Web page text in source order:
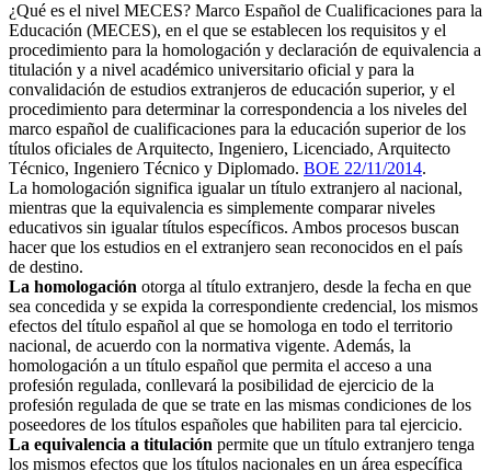
¿Qué es el nivel MECES? Marco Español de Cualificaciones para la
Educación (MECES), en el que se establecen los requisitos y el
procedimiento para la homologación y declaración de equivalencia a
titulación y a nivel académico universitario oficial y para la
convalidación de estudios extranjeros de educación superior, y el
procedimiento para determinar la correspondencia a los niveles del
marco español de cualificaciones para la educación superior de los
títulos oficiales de Arquitecto, Ingeniero, Licenciado, Arquitecto
Técnico, Ingeniero Técnico y Diplomado. BOE 22/11/2014.
La homologación significa igualar un título extranjero al nacional,
mientras que la equivalencia es simplemente comparar niveles
educativos sin igualar títulos específicos. Ambos procesos buscan
hacer que los estudios en el extranjero sean reconocidos en el país
de destino.
La homologación otorga al título extranjero, desde la fecha en que
sea concedida y se expida la correspondiente credencial, los mismos
efectos del título español al que se homologa en todo el territorio
nacional, de acuerdo con la normativa vigente. Además, la
homologación a un título español que permita el acceso a una
profesión regulada, conllevará la posibilidad de ejercicio de la
profesión regulada de que se trate en las mismas condiciones de los
poseedores de los títulos españoles que habiliten para tal ejercicio.
La equivalencia a titulación permite que un título extranjero tenga
los mismos efectos que los títulos nacionales en un área específica